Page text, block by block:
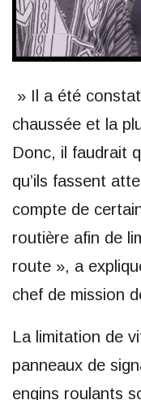
» Il a été
chaussée et la
Donc, il faudrait
qu’ils fassent
compte de
routière afin de
route », a
chef de mission
La limitation de
panneaux de
engins roulants